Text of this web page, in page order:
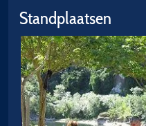
Standplaatsen